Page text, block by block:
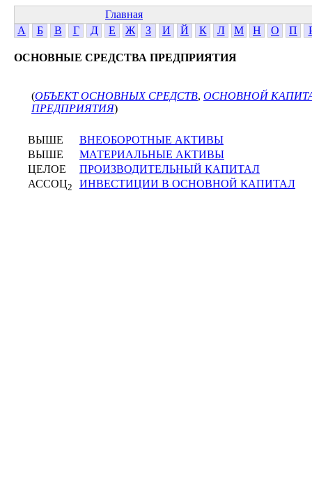
Главная
А
Б В Г Д Е Ж З И Й К Л М Н О П
ОСНОВНЫЕ СРЕДСТВА ПРЕДПРИЯТИЯ
(ОБЪЕКТ ОСНОВНЫХ СРЕДСТВ, ОСНОВНОЙ
ПРЕДПРИЯТИЯ)
ВЫШЕ
ВНЕОБОРОТНЫЕ АКТИВЫ
ВЫШЕ
МАТЕРИАЛЬНЫЕ АКТИВЫ
ЦЕЛОЕ
ПРОИЗВОДИТЕЛЬНЫЙ КАПИТАЛ
АССОЦ2 ИНВЕСТИЦИИ В ОСНОВНОЙ КАПИТАЛ